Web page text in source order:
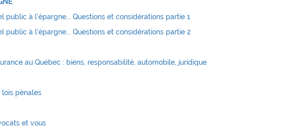
public à l'épargne... Questions et considérations partie 1
public à l'épargne... Questions et considérations partie 2
au Québec : biens, responsabilité, automobile, juridique
lois pénales
et vous